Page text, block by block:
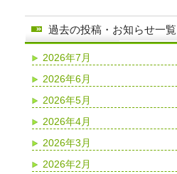
過去の投稿・お知らせ一覧
2026年7月
2026年6月
2026年5月
2026年4月
2026年3月
2026年2月